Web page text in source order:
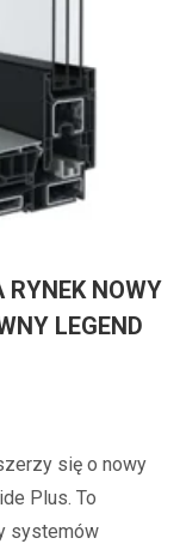
RYNEK NOWY
LEGEND
się o nowy
Plus. To
systemów